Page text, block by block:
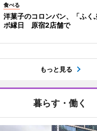
食べる
洋菓子のコロンバン、「ふく
ボ縁日 原宿2店舗で
もっと見る
暮らす・働く